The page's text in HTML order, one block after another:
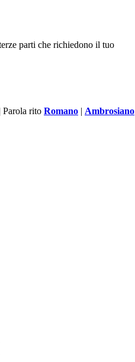
parti che richiedono il tuo
Parola rito Romano | Ambrosiano